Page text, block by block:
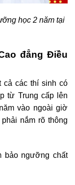
học 2 năm tại
đẳng Điều
cả các thí sinh có
từ Trung cấp lên
vào ngoài giờ
nắm rõ thông
bảo ngưỡng chất